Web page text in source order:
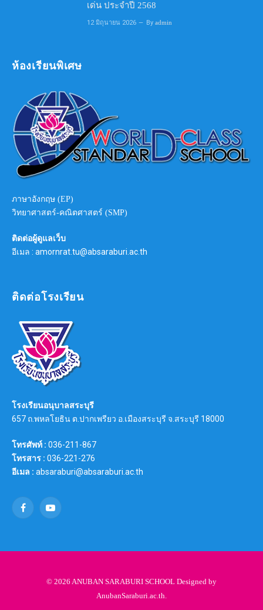
เด่น ประจำปี 2568
12 มิถุนายน 2026 By admin
ห้องเรียนพิเศษ
ภาษาอังกฤษ (EP)
วิทยาศาสตร์-คณิตศาสตร์ (SMP)
ติดต่อผู้ดูแลเว็บ
อีเมล : amornrat.tu@absaraburi.ac.th
ติดต่อโรงเรียน
โรงเรียนอนุบาลสระบุรี
657 ถ.พหลโยธิน ต.ปากเพรียว อ.เมืองสระบุรี จ.สระบุรี 18000
โทรศัพท์ : 036-211-867
โทรสาร : 036-221-276
อีเมล : absaraburi@absaraburi.ac.th
FacebookYouTube
© 2026 ANUBAN SARABURI SCHOOL Designed by
AnubanSaraburi.ac.th.